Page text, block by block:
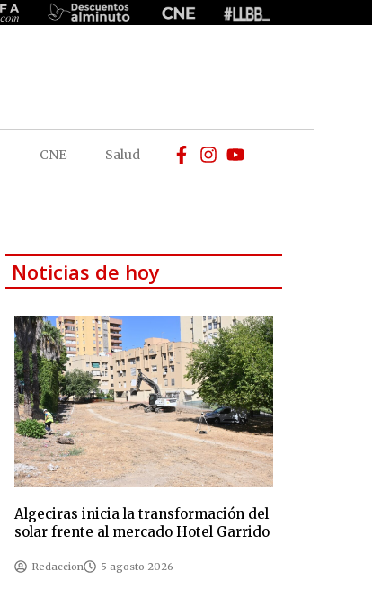
CNE Salud
Noticias de hoy
Algeciras inicia la transformación del
solar frente al mercado Hotel Garrido
Redaccion 5 agosto 2026